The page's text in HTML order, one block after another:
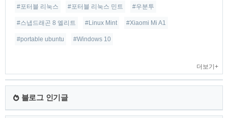
#포터블 리눅스 #포터블 리눅스 민트 #우분투
#스냅드래곤 8 엘리트 #Linux Mint #Xiaomi Mi A1
#portable ubuntu #Windows 10
더보기+
블로그 인기글